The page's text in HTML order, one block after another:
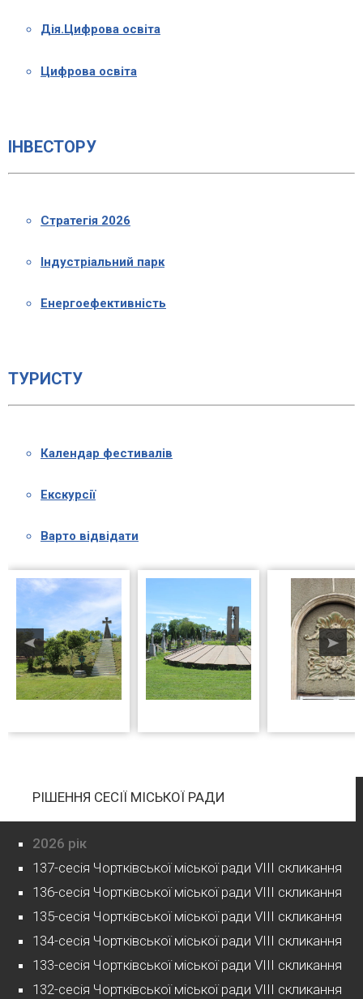
Дія.Цифрова освіта
Цифрова освіта
ІНВЕСТОРУ
Стратегія 2026
Індустріальний парк
Енергоефективність
ТУРИСТУ
Календар фестивалів
Екскурсії
Варто відвідати
РІШЕННЯ СЕСІЇ МІСЬКОЇ РАДИ
2026 рік
137-сесія Чортківської міської ради VIII скликання
136-сесія Чортківської міської ради VIII скликання
135-сесія Чортківської міської ради VIII скликання
134-сесія Чортківської міської ради VIII скликання
133-сесія Чортківської міської ради VIII скликання
132-сесія Чортківської міської ради VIII скликання